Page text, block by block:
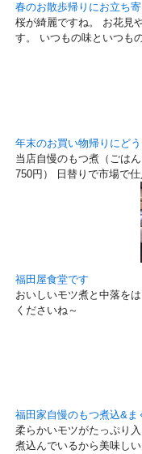
春のお散歩帰りにお立ち
桜が綺麗ですね。 お花見
す。 いつもの味といつも
年末のお買い物帰りにど
当店自慢のもつ煮（ごは
750円） 日替りで市場で
福田屋食堂です
おいしいモツ煮と中落を
くださいね～
福田家自慢のもつ煮込&ま
柔らかいモツがたっぷり
煮込んでいるから美味し